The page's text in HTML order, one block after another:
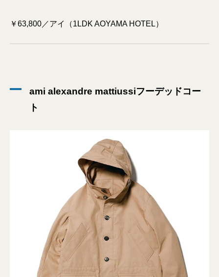
￥63,800／アイ（1LDK AOYAMA HOTEL）
ami alexandre mattiussiフーデッドコー
ト